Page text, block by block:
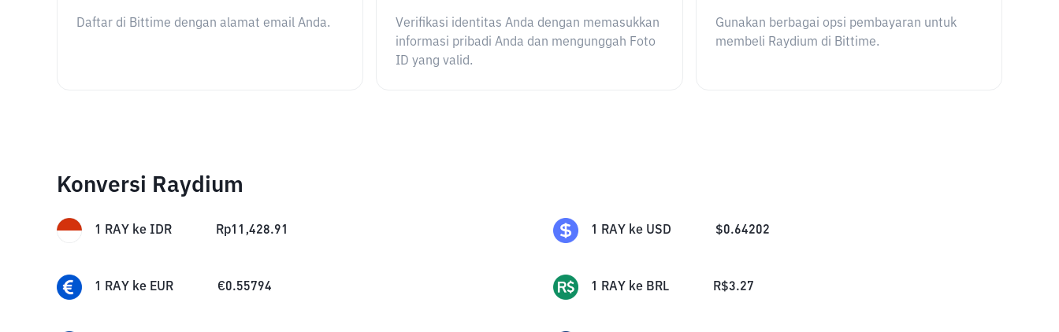
Daftar di Bittime dengan alamat email Anda.
Verifikasi identitas Anda dengan memasukkan
informasi pribadi Anda dan mengunggah Foto
ID yang valid.
Gunakan berbagai opsi pembayaran untuk
membeli Raydium di Bittime.
Konversi Raydium
1 RAY ke IDR Rp11,428.91 1 RAY ke USD $0.64202
1 RAY ke EUR €0.55794 1 RAY ke BRL R$3.27